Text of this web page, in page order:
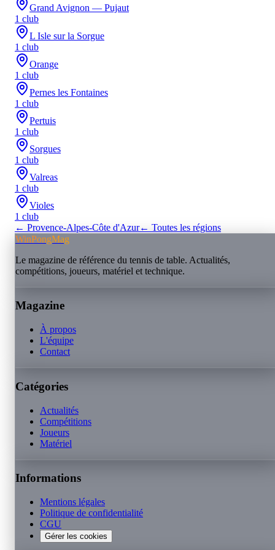
Grand Avignon — Pujaut
1 club
L Isle sur la Sorgue
1 club
Orange
1 club
Pernes les Fontaines
1 club
Pertuis
1 club
Sorgues
1 club
Valreas
1 club
Violes
1 club
← Provence-Alpes-Côte d'Azur← Toutes les régions
WinPongMag
Le magazine de référence du tennis de table. Actualités,
compétitions, joueurs, matériel et technique.
Magazine
À propos
L'équipe
Contact
Catégories
Actualités
Compétitions
Joueurs
Matériel
Informations
Mentions légales
Politique de confidentialité
CGU
Gérer les cookies